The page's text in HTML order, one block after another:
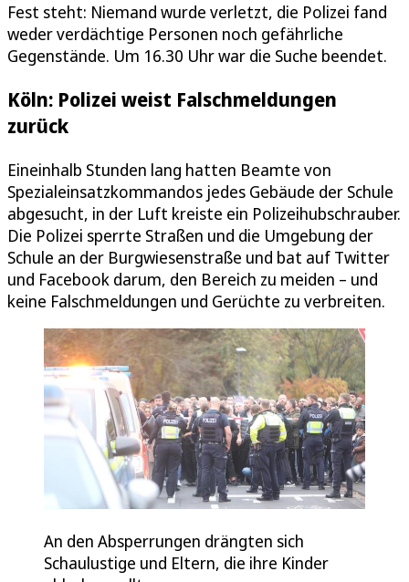
Fest steht: Niemand wurde verletzt, die Polizei fand
weder verdächtige Personen noch gefährliche
Gegenstände. Um 16.30 Uhr war die Suche beendet.
Köln: Polizei weist Falschmeldungen
zurück
Eineinhalb Stunden lang hatten Beamte von
Spezialeinsatzkommandos jedes Gebäude der Schule
abgesucht, in der Luft kreiste ein Polizeihubschrauber.
Die Polizei sperrte Straßen und die Umgebung der
Schule an der Burgwiesenstraße und bat auf Twitter
und Facebook darum, den Bereich zu meiden – und
keine Falschmeldungen und Gerüchte zu verbreiten.
An den Absperrungen drängten sich
Schaulustige und Eltern, die ihre Kinder